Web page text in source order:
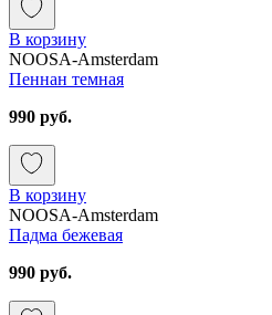
В корзину
NOOSA-Amsterdam
Пеннан темная
990 руб.
В корзину
NOOSA-Amsterdam
Падма бежевая
990 руб.